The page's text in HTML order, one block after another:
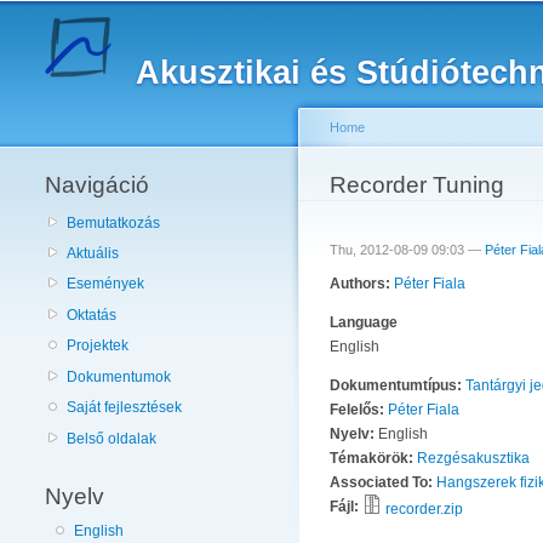
Akusztikai és
Navigáció
Bemutatkozás
Aktuális
Események
Oktatás
Projektek
Dokumentumok
Saját fejlesztések
Belső oldalak
Nyelv
English
You are here
Home
Recorder Tuning
Thu, 2012-08-09 09:03 — Péter
Authors: Péter Fiala
Language
English
Dokumentumtípus: Tantárgyi
Felelős: Péter Fiala
Nyelv: English
Témakörök: Rezgésakusztika
Associated To: Hangszerek
Fájl:
recorder.zip